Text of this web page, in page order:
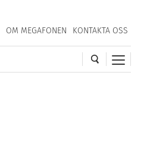
OM MEGAFONEN KONTAKTA OSS